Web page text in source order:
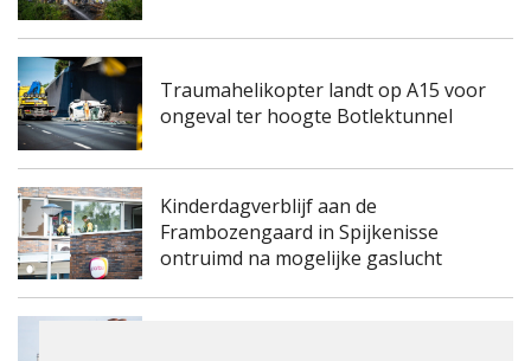
Traumahelikopter landt op A15 voor
ongeval ter hoogte Botlektunnel
Kinderdagverblijf aan de
Frambozengaard in Spijkenisse
ontruimd na mogelijke gaslucht